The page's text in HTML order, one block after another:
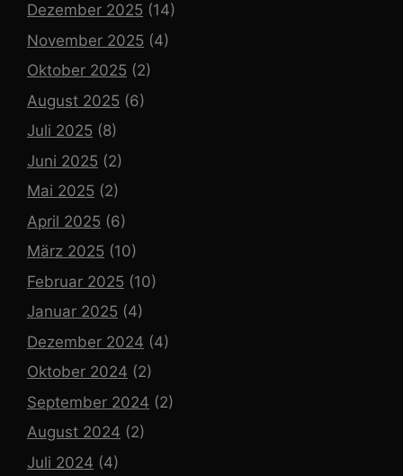
Dezember 2025 (14)
November 2025 (4)
Oktober 2025 (2)
August 2025 (6)
Juli 2025 (8)
Juni 2025 (2)
Mai 2025 (2)
April 2025 (6)
März 2025 (10)
Februar 2025 (10)
Januar 2025 (4)
Dezember 2024 (4)
Oktober 2024 (2)
September 2024 (2)
August 2024 (2)
Juli 2024 (4)